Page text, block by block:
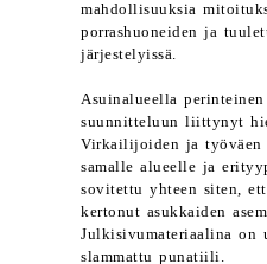
mahdollisuuksia
porrashuoneiden ja
järjestelyissä.
Asuinalueella
suunnitteluun liittynyt
Virkailijoiden ja työväen
samalle alueelle ja
sovitettu yhteen siten,
kertonut asukkaiden
Julkisivumateriaalina on
slammattu punatiili.